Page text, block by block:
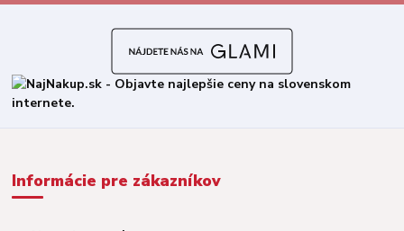
Informácie pre zákazníkov